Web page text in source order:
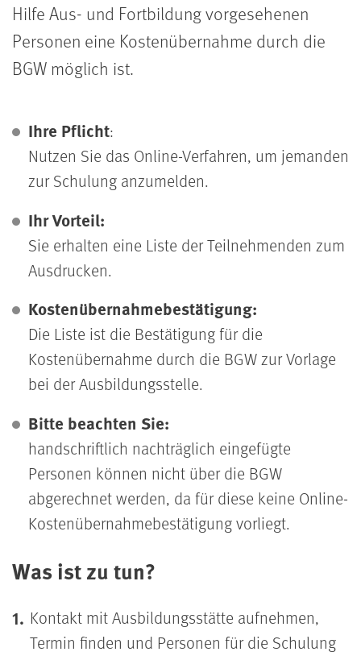
Hilfe Aus- und Fortbildung vorgesehenen
Personen eine Kostenübernahme durch die
BGW möglich ist.
Ihre Pflicht:
Nutzen Sie das Online-Verfahren, um jemanden
zur Schulung anzumelden.
Ihr Vorteil:
Sie erhalten eine Liste der Teilnehmenden zum
Ausdrucken.
Kostenübernahmebestätigung:
Die Liste ist die Bestätigung für die
Kostenübernahme durch die BGW zur Vorlage
bei der Ausbildungsstelle.
Bitte beachten Sie:
handschriftlich nachträglich eingefügte
Personen können nicht über die BGW
abgerechnet werden, da für diese keine Online-
Kostenübernahmebestätigung vorliegt.
Was ist zu tun?
Kontakt mit Ausbildungsstätte aufnehmen,
Termin finden und Personen für die Schulung